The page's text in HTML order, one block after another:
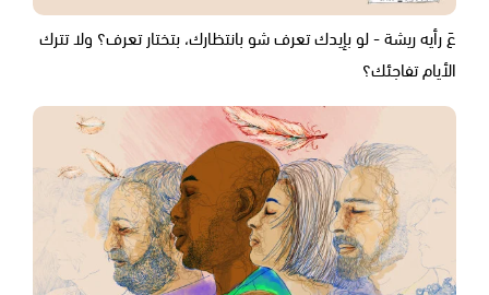
عَ رأيه ريشة - لو بإيدك تعرف شو بانتظارك، بتختار تعرف؟ ولا تترك
الأيام تفاجئك؟